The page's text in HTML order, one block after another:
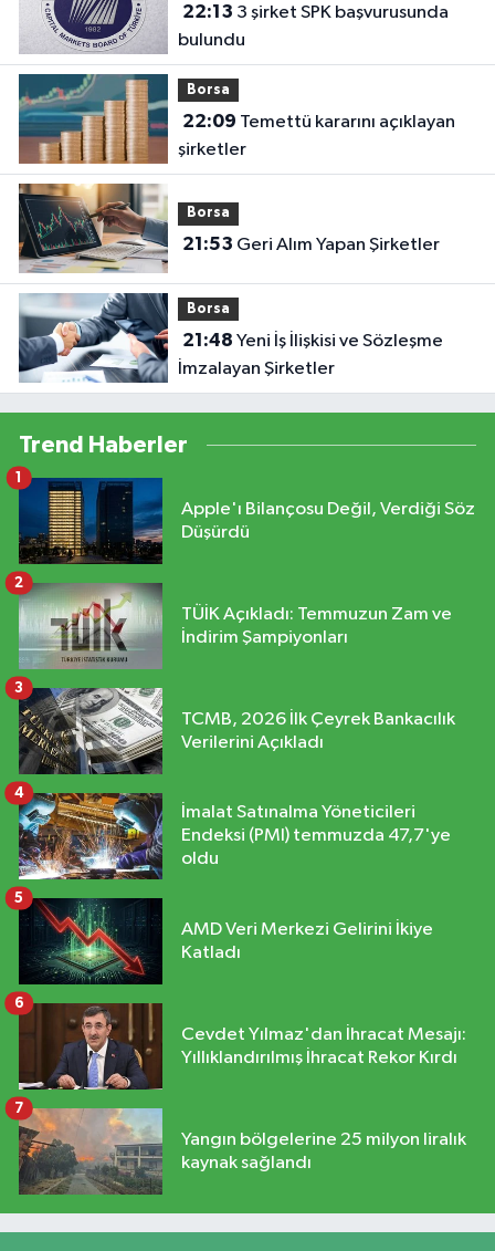
22:13
bulundu
Borsa
22:09
şirketler
Borsa
21:53 Geri Alım Yapan Şirketler
Borsa
21:48
İmzalayan Şirketler
Trend Haberler
Apple'ı Bilançosu Değil, Verdiği Söz
Düşürdü
1
TÜİK Açıkladı: Temmuzun Zam ve
İndirim Şampiyonları
2
TCMB, 2026 İlk Çeyrek Bankacılık
Verilerini Açıkladı
3
İmalat Satınalma Yöneticileri
Endeksi (PMI) temmuzda 47,7'ye
oldu
4
AMD Veri Merkezi Gelirini İkiye
Katladı
5
Cevdet Yılmaz'dan İhracat Mesajı:
Yıllıklandırılmış İhracat Rekor Kırdı
6
Yangın bölgelerine 25 milyon liralık
kaynak sağlandı
7